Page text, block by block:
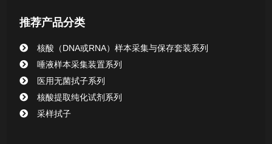
清洁验证棉签系列
动物检测试剂
推荐产品分类
核酸（DNA或RNA）样本采集与保存套装系列
唾液样本采集装置系列
医用无菌拭子系列
核酸提取纯化试剂系列
采样拭子